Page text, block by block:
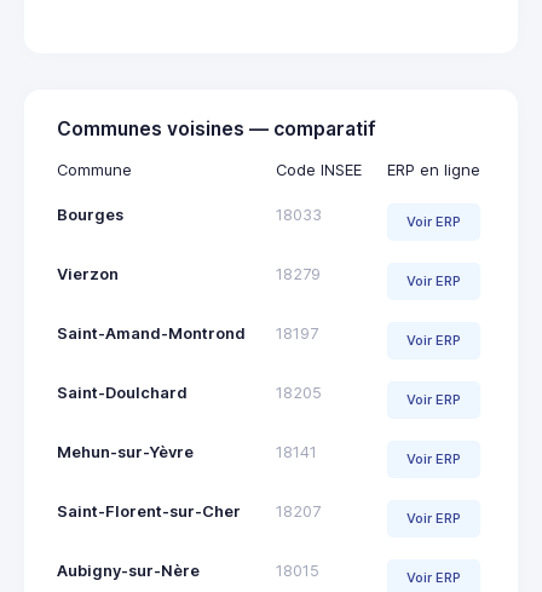
Communes voisines — comparatif
Commune Code INSEE ERP en ligne
Bourges 18033 Voir ERP
Vierzon 18279 Voir ERP
Saint-Amand-Montrond 18197 Voir ERP
Saint-Doulchard 18205 Voir ERP
Mehun-sur-Yèvre 18141 Voir ERP
Saint-Florent-sur-Cher 18207 Voir ERP
Aubigny-sur-Nère 18015 Voir ERP